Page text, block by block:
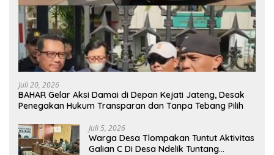
Juli 20, 2026
BAHAR Gelar Aksi Damai di Depan Kejati Jateng, Desak
Penegakan Hukum Transparan dan Tanpa Tebang Pilih
Juli 5, 2026
Warga Desa Tlompakan Tuntut Aktivitas
Galian C Di Desa Ndelik Tuntang